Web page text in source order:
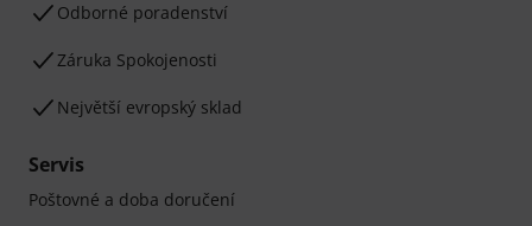
Odborné poradenství
Záruka Spokojenosti
Největší evropský sklad
Servis
Poštovné a doba doručení